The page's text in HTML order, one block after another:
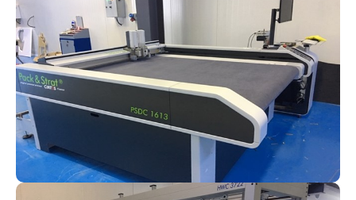
Emballage 3D par Strato
Pack & Strat®